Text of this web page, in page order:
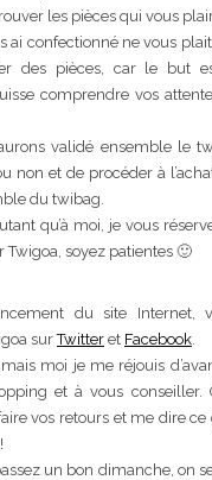
les pièces qui vous
ai confectionné ne vous
des pièces, car le but
comprendre vos
validé ensemble le
non et de procéder à
du twibag.
qu’à moi, je vous
Twigoa, soyez patientes 🙂
du site Internet,
surTwitter et Facebook
moi je me réjouis
et à vous conseiller.
vos retours et me dire
un bon dimanche, on